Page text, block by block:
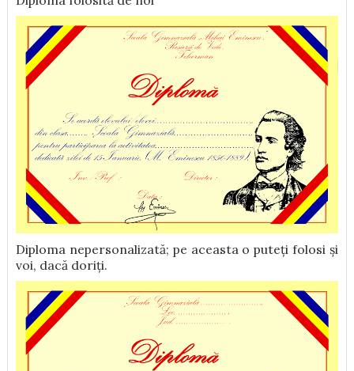
Diploma nepersonalizată; pe aceasta o puteți folosi și
voi, dacă doriți.